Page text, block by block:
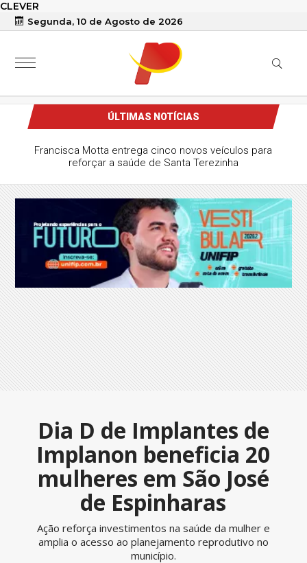
CLEVER
Segunda, 10 de Agosto de 2026
ÚLTIMAS NOTÍCIAS
Francisca Motta entrega cinco novos veículos para
reforçar a saúde de Santa Terezinha
Dia D de Implantes de
Implanon beneficia 20
mulheres em São José
de Espinharas
Ação reforça investimentos na saúde da mulher e
amplia o acesso ao planejamento reprodutivo no
município.